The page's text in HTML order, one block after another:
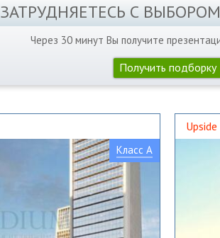
ЗАТРУДНЯЕТЕСЬ С
Через 30 минут Вы получите
Получить подборку
Класс A